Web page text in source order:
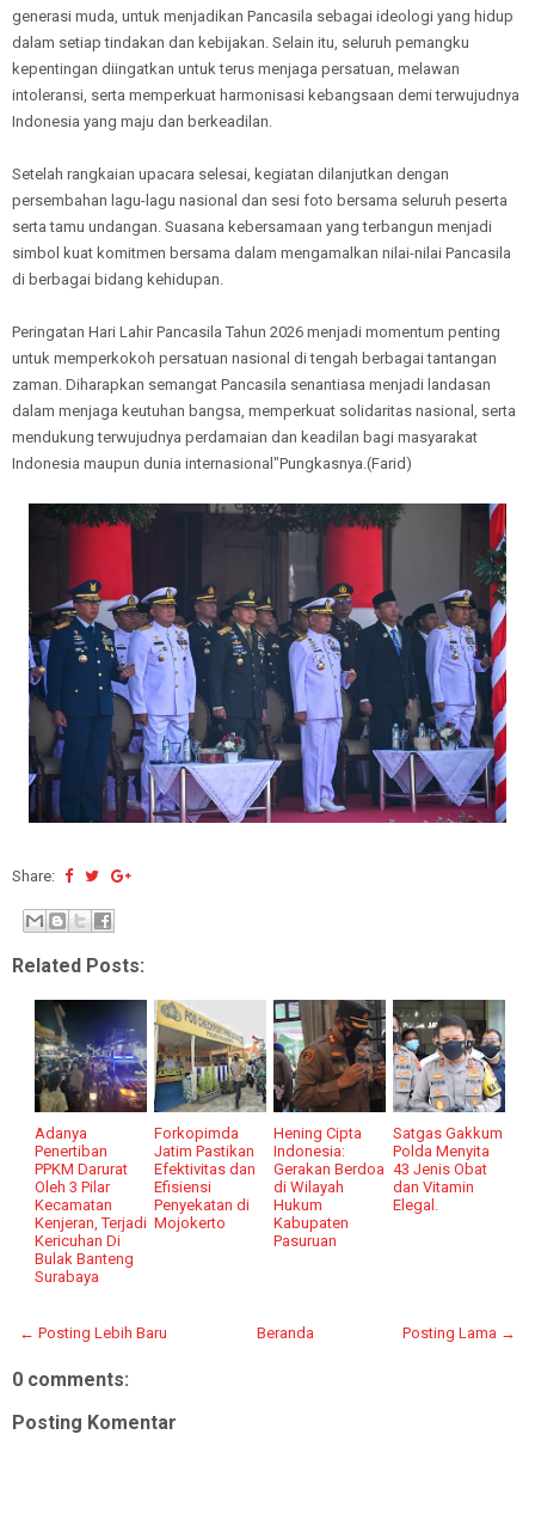
generasi muda, untuk menjadikan Pancasila sebagai ideologi yang hidup
dalam setiap tindakan dan kebijakan. Selain itu, seluruh pemangku
kepentingan diingatkan untuk terus menjaga persatuan, melawan
intoleransi, serta memperkuat harmonisasi kebangsaan demi terwujudnya
Indonesia yang maju dan berkeadilan.
Setelah rangkaian upacara selesai, kegiatan dilanjutkan dengan
persembahan lagu-lagu nasional dan sesi foto bersama seluruh peserta
serta tamu undangan. Suasana kebersamaan yang terbangun menjadi
simbol kuat komitmen bersama dalam mengamalkan nilai-nilai Pancasila
di berbagai bidang kehidupan.
Peringatan Hari Lahir Pancasila Tahun 2026 menjadi momentum penting
untuk memperkokoh persatuan nasional di tengah berbagai tantangan
zaman. Diharapkan semangat Pancasila senantiasa menjadi landasan
dalam menjaga keutuhan bangsa, memperkuat solidaritas nasional, serta
mendukung terwujudnya perdamaian dan keadilan bagi masyarakat
Indonesia maupun dunia internasional"Pungkasnya.(Farid)
Share:
Related Posts:
Adanya
Penertiban
PPKM Darurat
Oleh 3 Pilar
Kecamatan
Kenjeran, Terjadi
Kericuhan Di
Bulak Banteng
Surabaya
Forkopimda
Jatim Pastikan
Efektivitas dan
Efisiensi
Penyekatan di
Mojokerto
Hening Cipta
Indonesia:
Gerakan Berdoa
di Wilayah
Hukum
Kabupaten
Pasuruan
Satgas Gakkum
Polda Menyita
43 Jenis Obat
dan Vitamin
Elegal.
← Posting Lebih Baru Posting Lama →
Beranda
0 comments:
Posting Komentar